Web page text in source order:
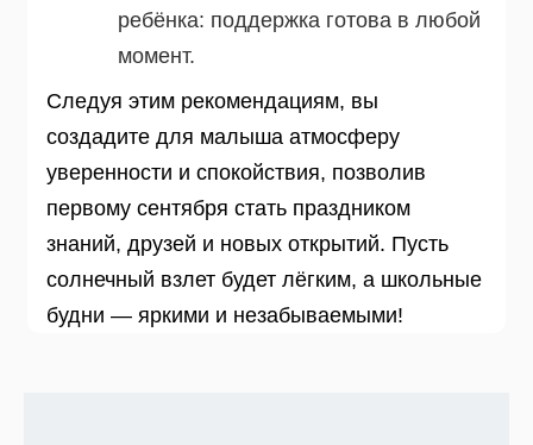
ребёнка: поддержка готова в любой
момент.
Следуя этим рекомендациям, вы
создадите для малыша атмосферу
уверенности и спокойствия, позволив
первому сентября стать праздником
знаний, друзей и новых открытий. Пусть
солнечный взлет будет лёгким, а школьные
будни — яркими и незабываемыми!